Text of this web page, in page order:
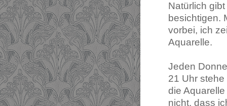
Natürlich
besichtigen.
vorbei, ich
Aquarelle.
Jeden
21 Uhr
die
nicht, dass